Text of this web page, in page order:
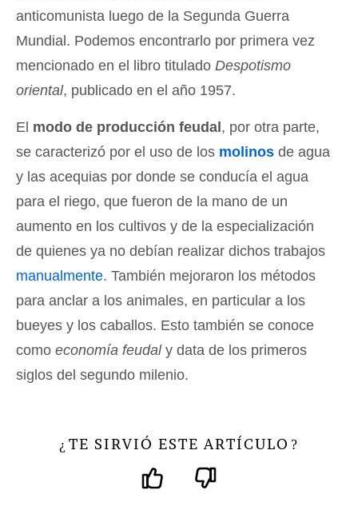
anticomunista luego de la Segunda Guerra
Mundial. Podemos encontrarlo por primera vez
mencionado en el libro titulado Despotismo
oriental, publicado en el año 1957.
El modo de producción feudal , por otra parte,
se caracterizó por el uso de los molinos de agua
y las acequias por donde se conducía el agua
para el riego, que fueron de la mano de un
aumento en los cultivos y de la especialización
de quienes ya no debían realizar dichos trabajos
manualmente. También mejoraron los métodos
para anclar a los animales, en particular a los
bueyes y los caballos. Esto también se conoce
como economía feudaly data de los primeros
siglos del segundo milenio.
¿ TE SIRVIÓ ESTE ARTÍCULO ?